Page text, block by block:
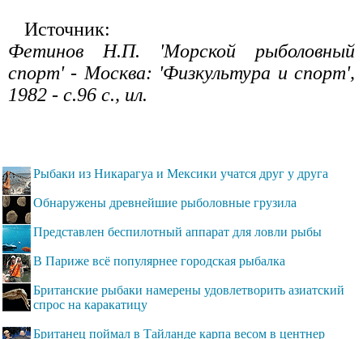
Источник:
Фетинов Н.П. 'Морской рыболовный
спорт' - Москва: 'Физкультура и спорт',
1982 - с.96 с., ил.
Рыбаки из Никарагуа и Мексики учатся друг у друга
Обнаружены древнейшие рыболовные грузила
Представлен беспилотный аппарат для ловли рыбы
В Париже всё популярнее городская рыбалка
Британские рыбаки намерены удовлетворить азиатский
спрос на каракатицу
Британец поймал в Тайланде карпа весом в центнер